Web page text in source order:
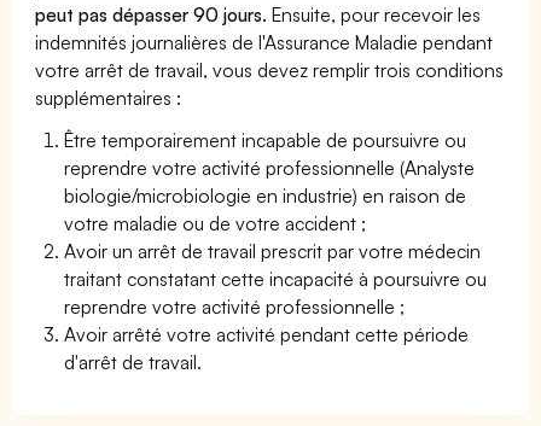
peut pas dépasser 90 jours. Ensuite, pour recevoir les
indemnités journalières de l'Assurance Maladie pendant
votre arrêt de travail, vous devez remplir trois conditions
supplémentaires :
Être temporairement incapable de poursuivre ou
reprendre votre activité professionnelle (Analyste
biologie/microbiologie en industrie) en raison de
votre maladie ou de votre accident ;
Avoir un arrêt de travail prescrit par votre médecin
traitant constatant cette incapacité à poursuivre ou
reprendre votre activité professionnelle ;
Avoir arrêté votre activité pendant cette période
d'arrêt de travail.